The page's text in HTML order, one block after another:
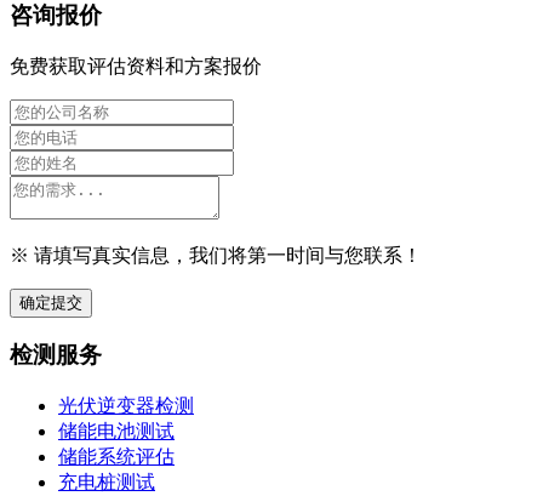
咨询报价
免费获取评估资料和方案报价
※ 请填写真实信息，我们将第一时间与您联系！
确定提交
检测服务
光伏逆变器检测
储能电池测试
储能系统评估
充电桩测试